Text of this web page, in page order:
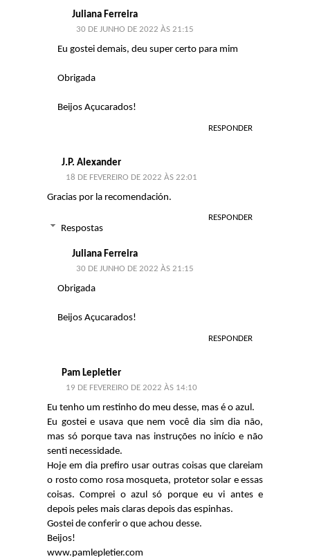
Juliana Ferreira
30 DE JUNHO DE 2022 ÀS 21:15
Eu gostei demais, deu super certo para mim
Obrigada
Beijos Açucarados!
RESPONDER
J.P. Alexander
18 DE FEVEREIRO DE 2022 ÀS 22:01
Gracias por la recomendación.
RESPONDER
Respostas
Juliana Ferreira
30 DE JUNHO DE 2022 ÀS 21:15
Obrigada
Beijos Açucarados!
RESPONDER
Pam Lepletier
19 DE FEVEREIRO DE 2022 ÀS 14:10
Eu tenho um restinho do meu desse, mas é o azul.
Eu gostei e usava que nem você dia sim dia não,
mas só porque tava nas instruções no início e não
senti necessidade.
Hoje em dia prefiro usar outras coisas que clareiam
o rosto como rosa mosqueta, protetor solar e essas
coisas. Comprei o azul só porque eu vi antes e
depois peles mais claras depois das espinhas.
Gostei de conferir o que achou desse.
Beijos!
www.pamlepletier.com